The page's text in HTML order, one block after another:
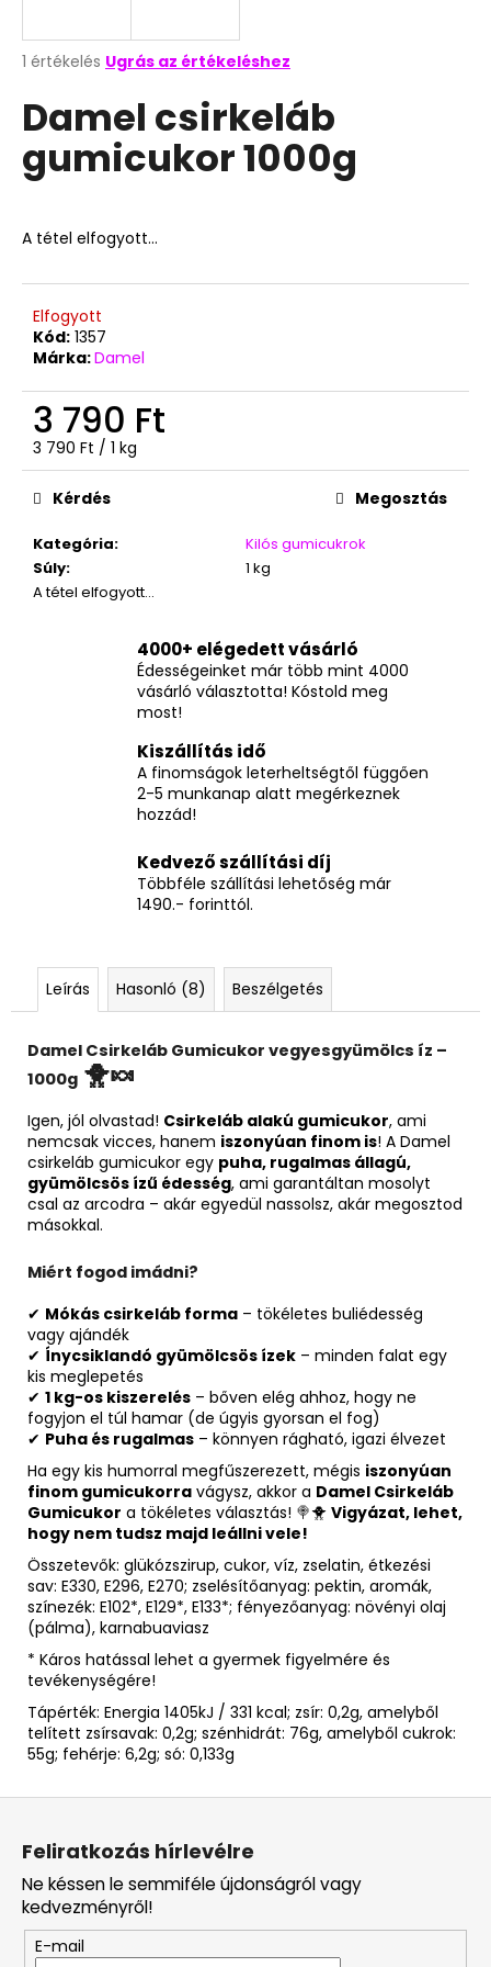
A
átlagos
értékelése
ből
5,0
1 értékelés Ugrás az értékeléshez
Damel csirkeláb
gumicukor 1000g
A tétel elfogyott…
Elfogyott
Kód: 1357
Márka:Damel
3 790 Ft
Egységár:
3 790 Ft / 1 kg
Kategória:
Kilós gumicukrok
Súly:
1 kg
A tétel elfogyott…
Kérdés Megosztás
4000+ elégedett vásárló
Édességeinket már több mint 4000
vásárló választotta! Kóstold meg
most!
Kiszállítás idő
A finomságok leterheltségtől függően
2-5 munkanap alatt megérkeznek
hozzád!
Kedvező szállítási díj
Többféle szállítási lehetőség már
1490.- forinttól.
Leírás Hasonló (8) Beszélgetés
Damel Csirkeláb Gumicukor vegyesgyümölcs íz –
1000g 🐥🍬
Igen, jól olvastad! Csirkeláb alakú gumicukor, ami
nemcsak vicces, hanem iszonyúan finom is! A Damel
csirkeláb gumicukor egy puha, rugalmas állagú,
gyümölcsös ízű édesség, ami garantáltan mosolyt
csal az arcodra – akár egyedül nassolsz, akár megosztod
másokkal.
Miért fogod imádni?
✔ Mókás csirkeláb forma – tökéletes buliédesség
vagy ajándék
✔ Ínycsiklandó gyümölcsös ízek – minden falat egy
kis meglepetés
✔ 1 kg-os kiszerelés – bőven elég ahhoz, hogy ne
fogyjon el túl hamar (de úgyis gyorsan el fog)
✔ Puha és rugalmas – könnyen rágható, igazi élvezet
Ha egy kis humorral megfűszerezett, mégis iszonyúan
finom gumicukorra vágysz, akkor a Damel Csirkeláb
Gumicukor a tökéletes választás! 🍭🐥 Vigyázat, lehet,
hogy nem tudsz majd leállni vele!
Összetevők: glükózszirup, cukor, víz, zselatin, étkezési
sav: E330, E296, E270; zselésítőanyag: pektin, aromák,
színezék: E102*, E129*, E133*; fényezőanyag: növényi olaj
(pálma), karnabuaviasz
* Káros hatással lehet a gyermek figyelmére és
tevékenységére!
Tápérték: Energia 1405kJ / 331 kcal; zsír: 0,2g, amelyből
telített zsírsavak: 0,2g; szénhidrát: 76g, amelyből cukrok:
55g; fehérje: 6,2g; só: 0,133g
A
á
n
l
j
k
WAFERS
MEGGYES
NÁPOLYI
490
Ft
Feliratkozás hírlevélre
Ne késsen le semmiféle újdonságról vagy
kedvezményről!
E-mail